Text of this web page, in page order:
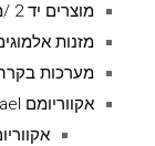
מוצרים יד 2 /מציאון
מזנות
מערכות
אקווריומם aquael אקוה אל